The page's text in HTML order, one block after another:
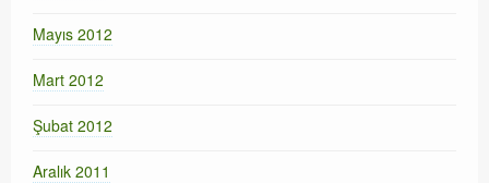
Mayıs 2012
Mart 2012
Şubat 2012
Aralık 2011